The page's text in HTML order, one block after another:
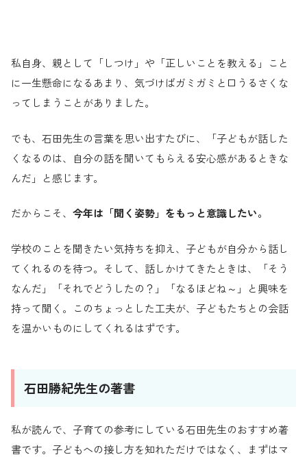
私自身、親として「しつけ」や「正しいことを教える」こと
に一生懸命になるあまり、気づけばガミガミと口うるさくな
ってしまうことがありました。
でも、石田先生の言葉を思い出すたびに、「子どもが話した
くなるのは、自分の話を聞いてもらえる安心感があるときな
んだ」と感じます。
だからこそ、 今年は「聞く姿勢」をもっと意識したい。
学校のことを聞きたい気持ちを抑え、子どもが自分から話し
てくれるのを待つ。そして、話しかけてきたときは、「そう
なんだ」「それでどうしたの？」「なるほどね～」と興味を
持って聞く。このちょっとした工夫が、子どもたちとの会話
を温かいものにしてくれるはずです。
石田勝紀先生の著書
私が読んで、子育ての参考にしている石田先生のおすすめ著
書です。子どもへの接し方を知れただけではなく、まずはマ